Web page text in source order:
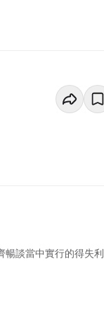
暢談當中實行的得失利